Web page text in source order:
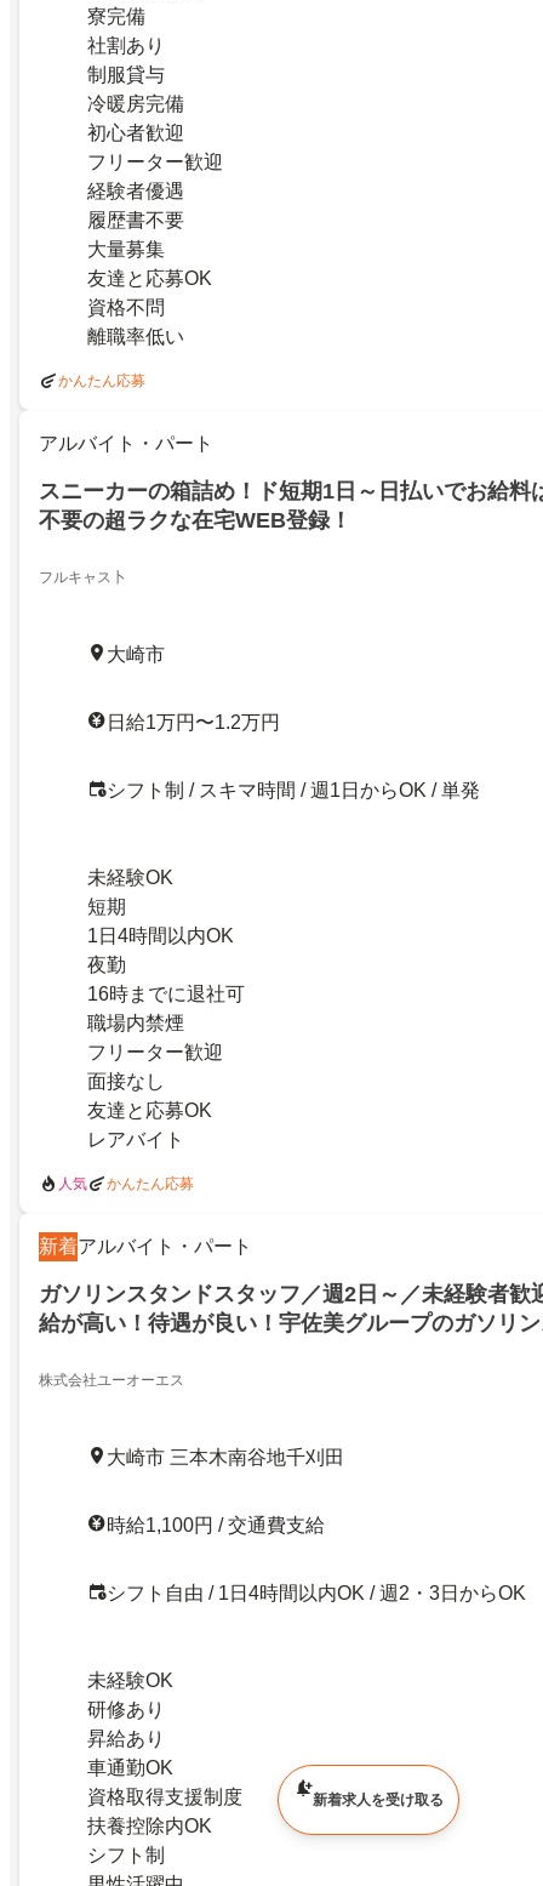
寮完備
社割あり
制服貸与
冷暖房完備
初心者歓迎
フリーター歓迎
経験者優遇
履歴書不要
大量募集
友達と応募OK
資格不問
離職率低い
かんたん応募
アルバイト・パート
スニーカーの箱詰め！ド短期1日～日払いでお給料
不要の超ラクな在宅WEB登録！
フルキャス卜
大崎市
日給1万円〜1.2万円
シフト制 / スキマ時間 / 週1日からOK / 単発
未経験OK
短期
1日4時間以内OK
夜勤
16時までに退社可
職場内禁煙
フリーター歓迎
面接なし
友達と応募OK
レアバイト
人気 かんたん応募
新着アルバイト・パート
ガソリンスタンドスタッフ／週2日～／未経験者歓
給が高い！待遇が良い！宇佐美グループのガソリ
株式会社ユーオーエス
大崎市 三本木南谷地千刈田
時給1,100円 / 交通費支給
シフト自由 / 1日4時間以内OK / 週2・3日からOK
未経験OK
研修あり
昇給あり
車通勤OK
資格取得支援制度
扶養控除内OK
シフト制
新着求人を受け取る